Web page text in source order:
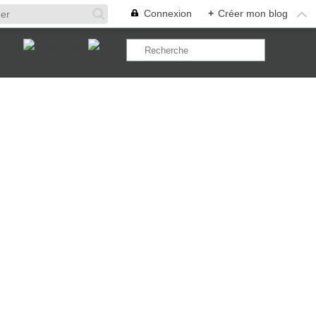
Connexion + Créer mon blog